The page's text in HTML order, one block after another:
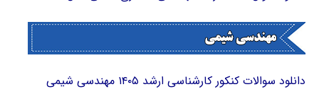
دانلود سوالات کنکور کارشناسی ارشد ۱۴۰۵ مهندسی شیمی